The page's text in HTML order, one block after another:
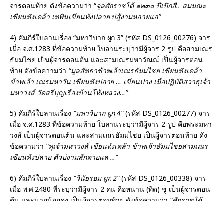
จารตอนท้าย ดังข้อความว่า “จุลศักราชได้ ๑๒๓๐ ปีเปิกสี.. สมมณะ
เขียนทังเคล้า เทพินเขียนทังปลาย บ่สู้งามหลายแล”
4) คัมภีร์ใบลานเรื่อง “มหาวิบาก ผูก 3” (รหัส DS_0126_00276) จาร
เมื่อ จ.ศ.1283 ที่ข้อความท้าย ใบลานระบุว่ามีผู้จาร 2 รูป คือสามเณร
ธัมมไชย เป็นผู้จารตอนต้น และสามเณรมหาวัณณ์ เป็นผู้จารตอน
ท้าย ดังข้อความว่า “มูลสัทธาข้าพเจ้าเณรธัมมไชย เขียนทังเคล้า
ข้าพเจ้า เณรมหาวัน เขียนทังปลาย… เขียนปาง เมื่อปฏิบัติสวาธุเจ้า
มหาวงส์ วัดสรีบุญเรืองบ้านโห้งหลวง…”
5) คัมภีร์ใบลานเรื่อง “มหาวิบาก ผูก4”(รหัส DS_0126_00277) จาร
เมื่อ จ.ศ.1283 ที่ข้อความท้าย ใบลานระบุว่ามีผู้จาร 2 รูป คือพระมหา
วงส์ เป็นผู้จารตอนต้น และสามเณรธัมมไชย เป็นผู้จารตอนท้าย ดัง
ข้อความว่า “ทุเจ้ามหาวงส์ เขียนทังเคล้า ข้าพเจ้าธัมมไชยสามเณร
เขียนทังปลาย ตัวบ่งามสักคายแล …”
6) คัมภีร์ใบลานเรื่อง “วินัยรอม ผูก2”(รหัส DS_0126_00338) จาร
เมื่อ พ.ศ.2480 ที่ระบุว่ามีผู้จาร 2 คน คือหนาน (ทิด) ชู เป็นผู้จารตอน